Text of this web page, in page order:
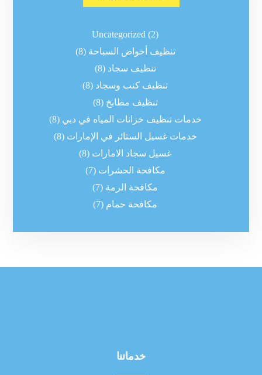
Uncategorized (2)
تنظيف أحواض السباحة (8)
تنظيف سجاد (8)
تنظيف كنب وسجاد (8)
تنظيف مطابخ (8)
خدمات تنظيف خزانات المياه في دبي (8)
خدمات غسيل الستائر في الإمارات (8)
غسيل سجاد الامارات (8)
مكافحة الحشرات (7)
مكافحة الرمة (7)
مكافحة حمام (7)
خدماتنا